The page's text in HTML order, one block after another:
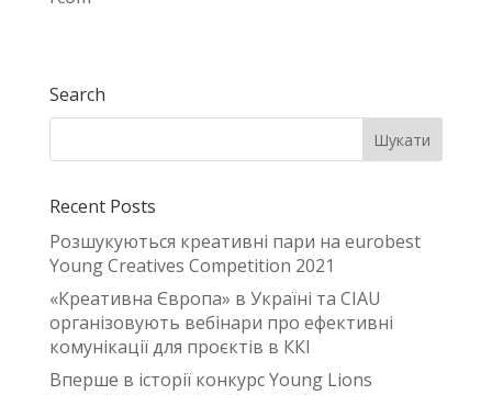
Search
Recent Posts
Розшукуються креативні пари на eurobest
Young Creatives Competition 2021
«Креативна Європа» в Україні та CIAU
організовують вебінари про ефективні
комунікації для проєктів в ККІ
Вперше в історії конкурс Young Lions